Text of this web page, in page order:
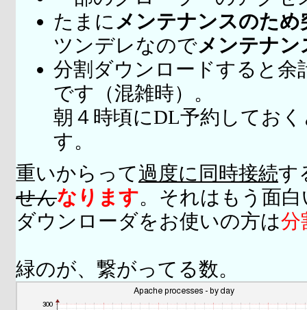
たまに メンテナンスのため
ツンデレなのでメンテナ
分割ダウンロードすると余
です（混雑時）。
朝４時頃にDL予約してお
す。
重いからって過度に同時接続す
せんなります。それはもう面
ダウンローダをお使いの方は分
緑のが、繋がってる数。